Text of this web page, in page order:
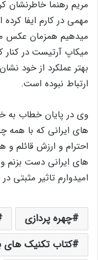
مریم رهنما
مهمی در کارم ایفا
میدهیم همزمان عکس
میکاپ آرتیست در کنار
بهتر عملکرد از خود
ارتباط نبوده است.
وی در پایان خطاب به
های ایرانی که با
احترام و ارزش قائلم
های ایرانی دست بزنم و
امیدوارم تاثیر مثبتی
چهره پردازی
کتاب تکنیک های